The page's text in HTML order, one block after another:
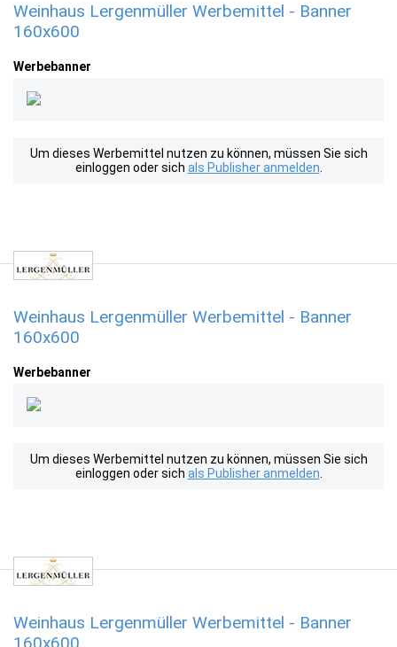
Weinhaus Lergenmüller Werbemittel - Banner
160x600
Werbebanner
Um dieses Werbemittel nutzen zu können, müssen Sie sich
einloggen oder sich als Publisher anmelden
Weinhaus Lergenmüller Werbemittel - Banner
160x600
Werbebanner
Um dieses Werbemittel nutzen zu können, müssen Sie sich
einloggen oder sich als Publisher anmelden
Weinhaus Lergenmüller Werbemittel - Banner